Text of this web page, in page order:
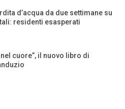
d’acqua da due settimane su
residenti esasperati
cuore”, il nuovo libro di